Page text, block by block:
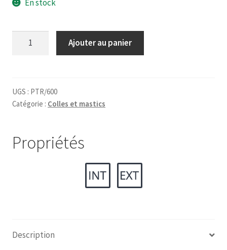
En stock
quantité
acrylique
acryrub
Ajouter au panier
UGS : PTR/600
Catégorie : Colles et mastics
Propriétés
Description